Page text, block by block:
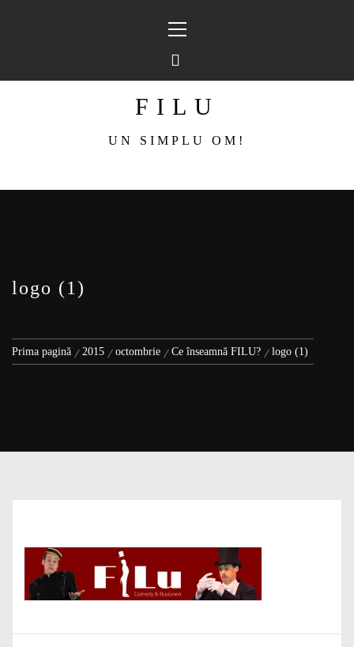
principal
FILU
UN SIMPLU OM!
logo (1)
Prima pagină 2015 octombrie Ce înseamnă FILU? logo (1)